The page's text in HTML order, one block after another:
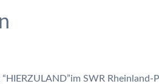
SWR Rheinland-